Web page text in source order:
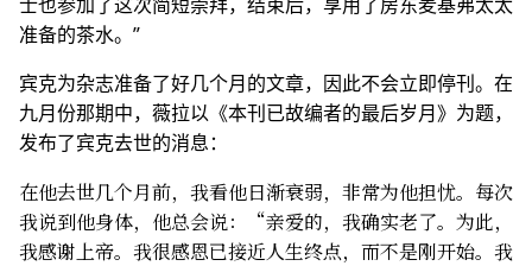
准备的茶水。”
宾克为杂志准备了好几个月的文章，因此不会立即停刊。在
九月份那期中，薇拉以《本刊已故编者的最后岁月》为题，
发布了宾克去世的消息：
在他去世几个月前，我看他日渐衰弱，非常为他担忧。每次
我说到他身体，他总会说：“亲爱的，我确实老了。为此，
我感谢上帝。我很感恩已接近人生终点，而不是刚开始。我